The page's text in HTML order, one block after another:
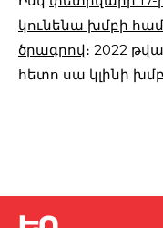
կունենա խմբի
ծրագրով։ 2022
հետո սա կլինի